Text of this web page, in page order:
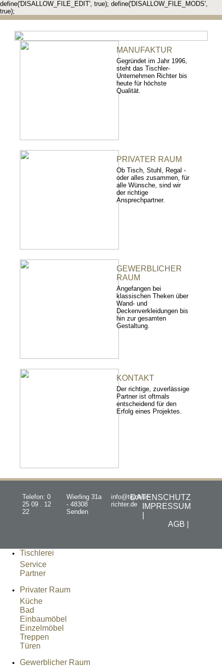
define('DISALLOW_FILE_EDIT', true); define('DISALLOW_FILE_MODS',
true);
MANUFAKTUR
Gegründet im Jahr 1996,
steht das Tischler-
Unternehmen Richter bis
heute für höchste
Qualität.
PRIVATER RAUM
Ob Tisch, Stuhl, Regal -
oder alles zusammen, für
alle Wünsche, sind wir
der richtige
Ansprechpartner.
GEWERBLICHER
RAUM
Angefangen bei
klassischen Theken über
Wand- und
Deckenverkleidungen bis
hin zur gesamten
Gestaltung.
KONTAKT
Der richtige, zuverlässige
Partner ist oftmals
entscheidend für den
Erfolg eines Projektes.
Telefon: 0
25 09 . 12
22
Wierling 31a
- 48308
Senden
info@tischler-
richter.de
DATENSCHUTZ
IMPRESSUM
AGB |
Tischlerei
Service
Partner
Privater Raum
Küche
Bad
Einbaumöbel
Einzelmöbel
Treppen
Türen
Gewerblicher Raum